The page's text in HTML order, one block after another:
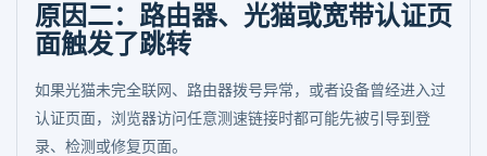
原因二：路由器、光猫或宽带认证页
面触发了跳转
如果光猫未完全联网、路由器拨号异常，或者设备曾经进入过
认证页面，浏览器访问任意测速链接时都可能先被引导到登
录、检测或修复页面。